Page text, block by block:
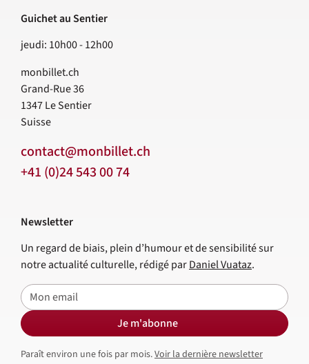
Guichet au Sentier
jeudi: 10h00 - 12h00
monbillet.ch
Grand-Rue 36
1347Le Sentier
Suisse
contact@monbillet.ch
+41 (0)24 543 00 74
Newsletter
Un regard de biais, plein d’humour et de sensibilité sur
notre actualité culturelle, rédigé parDaniel Vuataz.
E-mail
Je m'abonne
Paraît environ une fois par mois.Voir la dernière newsletter